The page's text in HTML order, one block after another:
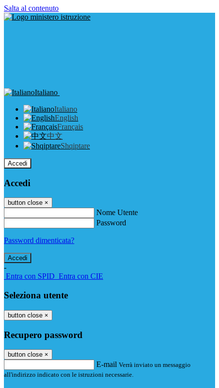
Salta al contenuto
Italiano
Italiano
English
Français
中文
Shqiptare
Accedi
Accedi
button close ×
Nome Utente
Password
Password dimenticata?
-
Entra con SPID Entra con CIE
Seleziona utente
button close ×
Recupero password
button close ×
E-mail Verrà inviato un messaggio
all'indirizzo indicato con le istruzioni necessarie.